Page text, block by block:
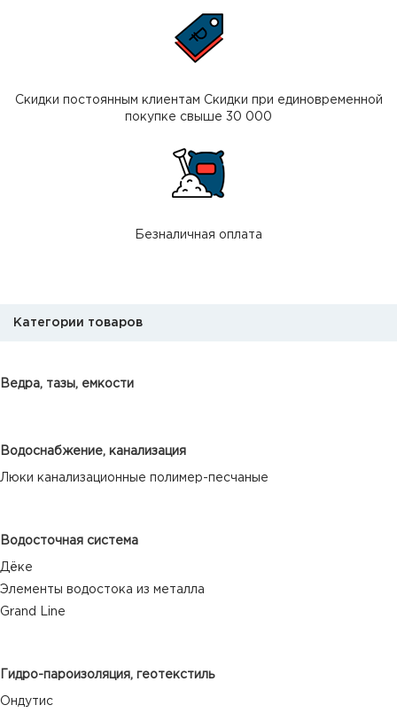
Скидки постоянным клиентам Скидки при единовременной
покупке свыше 30 000
Безналичная оплата
Категории товаров
Ведра, тазы, емкости
Водоснабжение, канализация
Люки канализационные полимер-песчаные
Водосточная система
Дёке
Элементы водостока из металла
Grand Line
Гидро-пароизоляция, геотекстиль
Ондутис